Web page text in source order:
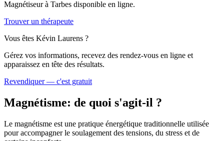
Magnétiseurà Tarbes disponible en ligne.
Trouver un thérapeute
Vous êtes Kévin Laurens ?
Gérez vos informations, recevez des rendez-vous en ligne et
apparaissez en tête des résultats.
Revendiquer — c'est gratuit
Magnétisme: de quoi s'agit-il ?
Le magnétisme est une pratique énergétique traditionnelle utilisée
pour accompagner le soulagement des tensions, du stress et de